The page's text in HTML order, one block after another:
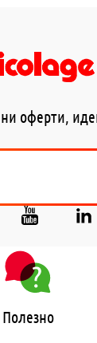
оферти,
Полезно